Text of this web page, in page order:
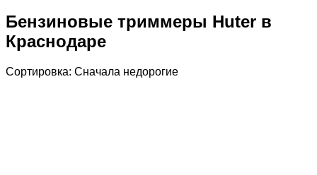
Бензиновые триммеры Huter в
Краснодаре
Сортировка: Cначала недорогие